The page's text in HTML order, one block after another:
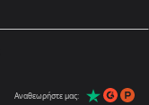
Αναθεωρήστε μας: